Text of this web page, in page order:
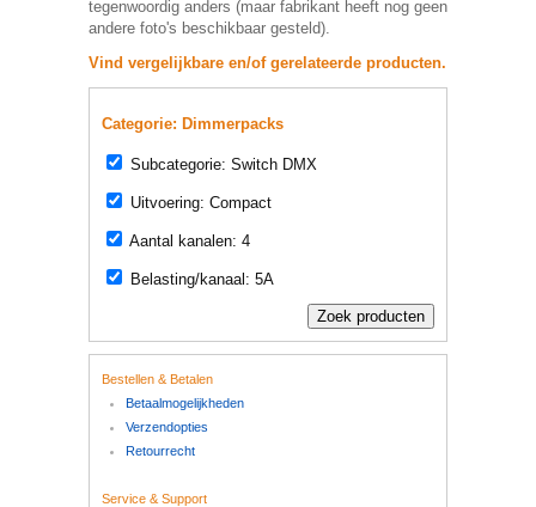
tegenwoordig anders (maar fabrikant heeft nog geen
andere foto's beschikbaar gesteld).
Vind vergelijkbare en/of gerelateerde producten.
Categorie: Dimmerpacks
Subcategorie: Switch DMX
Uitvoering: Compact
Aantal kanalen: 4
Belasting/kanaal: 5A
Bestellen & Betalen
Betaalmogelijkheden
Verzendopties
Retourrecht
Service & Support